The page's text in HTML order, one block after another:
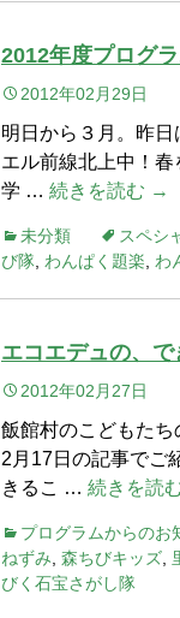
2012年度プログ
2012年02月29日
明日から３月。昨
エル前線北上中！
学 … 続きを読む →
未分類 スペシ
び隊 わんぱく題楽 わ
エコエデュの、で
2012年02月27日
飯館村のこどもた
2月17日の記事でご
きるこ … 続きを読
プログラムからのお
ねずみ 森ちびキッズ
びく石宝さがし隊